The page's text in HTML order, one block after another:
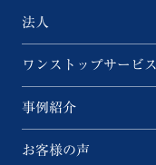
法人
ワンストップサービス
事例紹介
お客様の声